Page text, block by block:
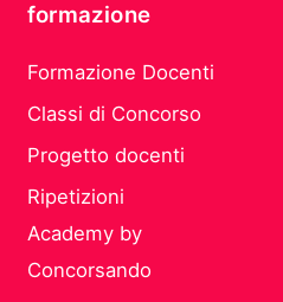
formazione
Formazione Docenti
Classi di Concorso
Progetto docenti
Ripetizioni
Academy by
Concorsando